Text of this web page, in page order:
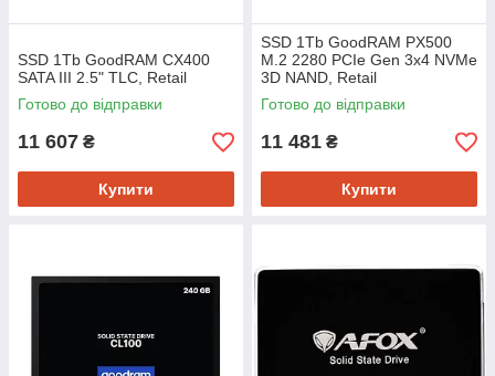
SSD 1Tb GoodRAM CX400
SATA III 2.5" TLC, Retail
Готово до відправки
11 607 ₴
Купити
SSD 1Tb GoodRAM PX500
M.2 2280 PCIe Gen 3x4 NVMe
3D NAND, Retail
Готово до відправки
11 481 ₴
Купити